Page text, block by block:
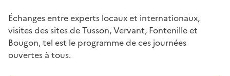
Échanges entre experts locaux et internationaux,
visites des sites de Tusson, Vervant, Fontenille et
Bougon, tel est le programme de ces journées
ouvertes à tous.